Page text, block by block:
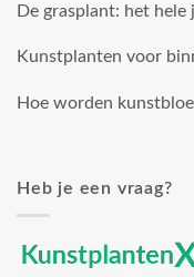
De grasplant: het
Kunstplanten voor
Hoe worden
Heb je een vraag?